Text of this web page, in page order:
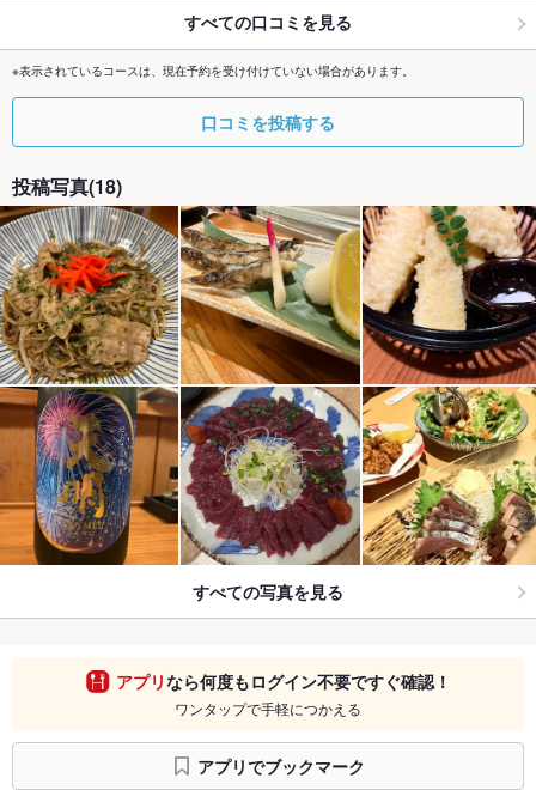
すべての口コミを見る
※表示されているコースは、現在予約を受け付けていない場合があります。
口コミを投稿する
投稿写真(18)
すべての写真を見る
アプリなら何度もログイン不要ですぐ確認！
ワンタップで手軽につかえる
アプリでブックマーク